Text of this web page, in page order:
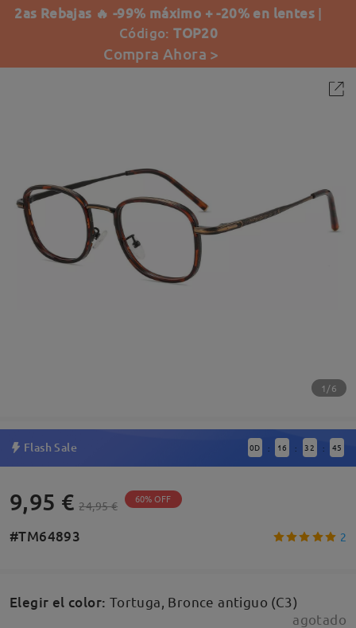
2as Rebajas 🔥 -99% máximo + -20% en lentes |
Código:TOP20
Compra Ahora >
1/6
Flash Sale 0D : 16 : 32 : 44
9,95 € 24,95 € 60% OFF
#TM64893 2
Elegir el color: Tortuga, Bronce antiguo (C3)
agotado